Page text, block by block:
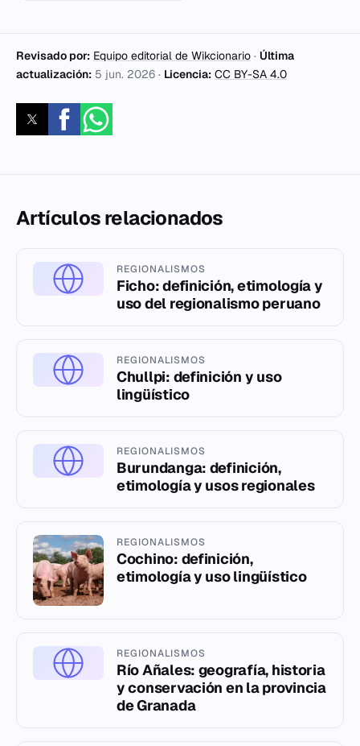
Revisado por: Equipo editorial de Wikcionario · Última
actualización: 5 jun. 2026 · Licencia: CC BY-SA 4.0
Artículos relacionados
REGIONALISMOS
Ficho: definición, etimología y
uso del regionalismo peruano
REGIONALISMOS
Chullpi: definición y uso
lingüístico
REGIONALISMOS
Burundanga: definición,
etimología y usos regionales
REGIONALISMOS
Cochino: definición,
etimología y uso lingüístico
REGIONALISMOS
Río Añales: geografía, historia
y conservación en la provincia
de Granada